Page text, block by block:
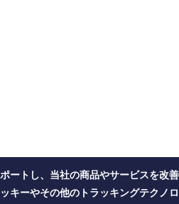
ートし、当社の商品やサービスを改
キーやその他のトラッキングテクノ